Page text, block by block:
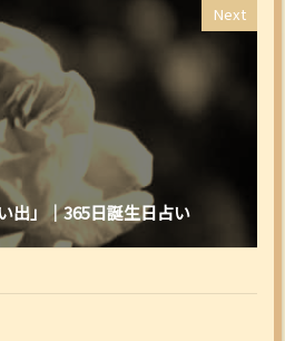
Next
出」｜365日誕生日占い